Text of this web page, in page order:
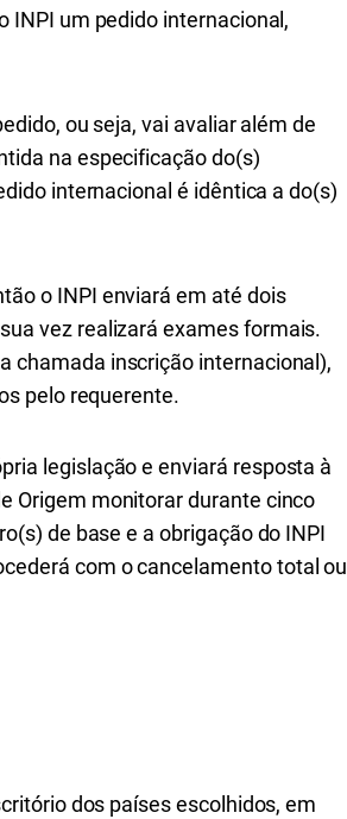
INPI um pedido internacional,
ou seja, vai avaliar além de
na especificação do(s)
internacional é idêntica a do(s)
o INPI enviará em até dois
vez realizará exames formais.
chamada inscrição internacional),
pelo requerente.
legislação e enviará resposta à
Origem monitorar durante cinco
de base e a obrigação do INPI
com o cancelamento total ou
dos países escolhidos, em